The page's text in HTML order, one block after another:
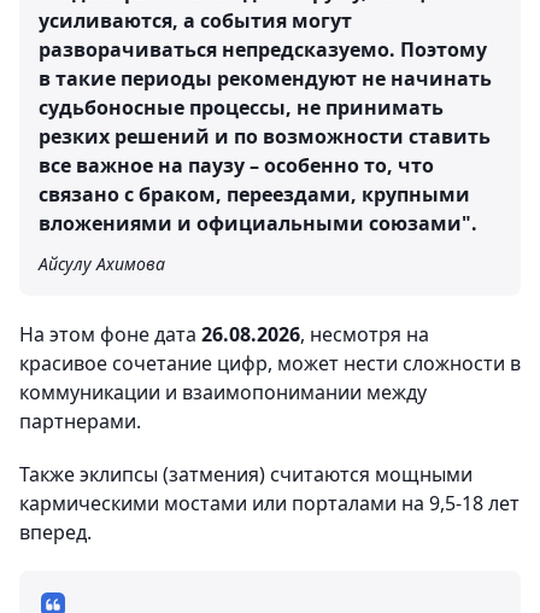
усиливаются, а события могут
разворачиваться непредсказуемо. Поэтому
в такие периоды рекомендуют не начинать
судьбоносные процессы, не принимать
резких решений и по возможности ставить
все важное на паузу – особенно то, что
связано с браком, переездами, крупными
вложениями и официальными союзами".
Айсулу Ахимова
На этом фоне дата 26.08.2026, несмотря на
красивое сочетание цифр, может нести сложности в
коммуникации и взаимопонимании между
партнерами.
Также эклипсы (затмения) считаются мощными
кармическими мостами или порталами на 9,5-18 лет
вперед.